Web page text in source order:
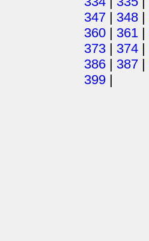
347 | 348 |
360 | 361 |
373 | 374 |
386 | 387 |
399 |